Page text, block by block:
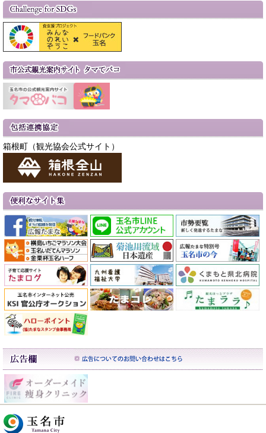
箱根町（観光協会公式サイト）